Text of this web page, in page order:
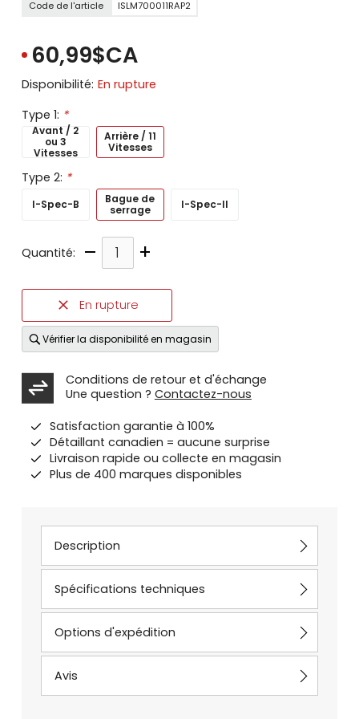
Code de l'article ISLM700011RAP2
60,99$CA
Disponibilité: En rupture
Type 1: *
Avant / 2
ou 3
Vitesses
Arrière / 11
Vitesses
Type 2: *
I-Spec-B
Bague de
serrage
I-Spec-II
Quantité: – +
En rupture
Vérifier la disponibilité en magasin
Conditions de retour et d'échange
Une question ? Contactez-nous
Satisfaction garantie à 100%
Détaillant canadien = aucune surprise
Livraison rapide ou collecte en magasin
Plus de 400 marques disponibles
Description
Spécifications techniques
Options d'expédition
Avis